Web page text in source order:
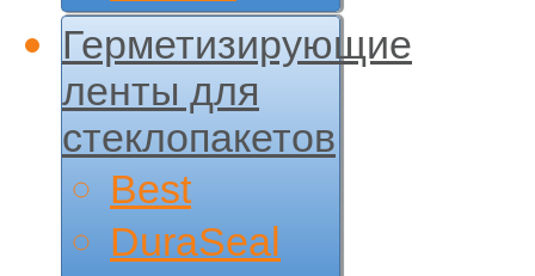
Герметизирующие
ленты для
стеклопакетов
Best
DuraSeal